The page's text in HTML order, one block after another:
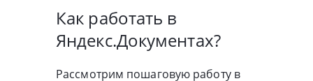
Как работать в
Яндекс.Документах?
Рассмотрим пошаговую работу в